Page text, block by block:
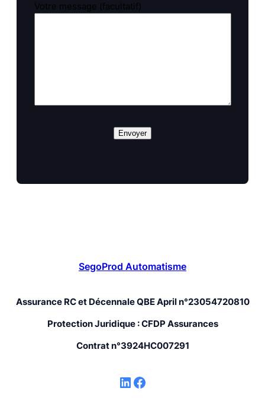
Votre message (facultatif)
SegoProd Automatisme
Assurance RC et Décennale QBE April n°23054720810
Protection Juridique : CFDP Assurances
Contrat n°3924HC007291
LinkedIn Facebook